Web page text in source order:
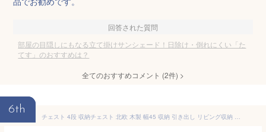
回答された質問
部屋の目隠しにもなる立て掛けサンシェード！日除け・倒れにくい「た
てす」のおすすめは？
全てのおすすめコメント (2件) >
6th
チェスト 4段 収納チェスト 北欧 木製 幅45 収納 引き出し リビング収納 収納棚 コンパクト シンプル おしゃれ alla/AL90-45H オークホワイト(OWH)